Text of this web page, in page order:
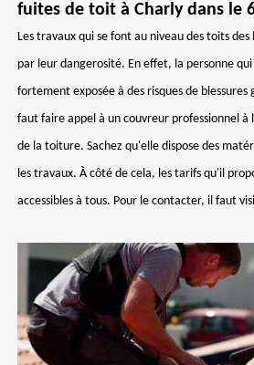
fuites de toit à Charly dans le
Les travaux qui se font au niveau des toits
par leur dangerosité. En effet, la personne
fortement exposée à des risques de blessures
faut faire appel à un couvreur professionnel à
de la toiture. Sachez qu'elle dispose des
les travaux. À côté de cela, les tarifs qu'il
accessibles à tous. Pour le contacter, il faut